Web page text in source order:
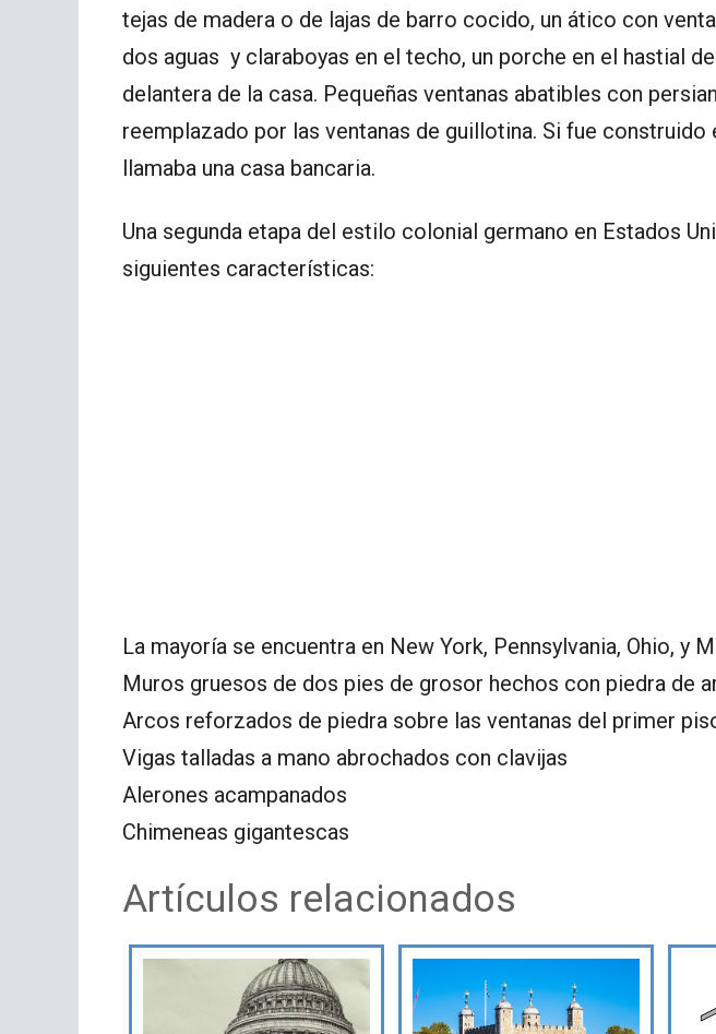
tejas de madera o de lajas de barro cocido, un ático con
dos aguas y claraboyas en el techo, un porche en el hastial
delantera de la casa. Pequeñas ventanas abatibles con
reemplazado por las ventanas de guillotina. Si fue construido
llamaba una casa bancaria.
Una segunda etapa del estilo colonial germano en Estados
siguientes características:
La mayoría se encuentra en New York, Pennsylvania, Ohio, y
Muros gruesos de dos pies de grosor hechos con piedra de
Arcos reforzados de piedra sobre las ventanas del primer
Vigas talladas a mano abrochados con clavijas
Alerones acampanados
Chimeneas gigantescas
Artículos relacionados